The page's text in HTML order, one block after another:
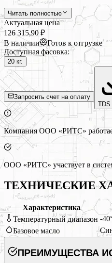
Читать полностью
Актуальная цена
126 315,90 ₽
В наличии
Готов к отгрузке
Доступная фасовка:
20 кг.
Запросить счет на оплату
TDS
Компания ООО «РИТС»
ООО «РИТС» участвует в
ТЕХНИЧЕСКИЕ
Характеристика
Температурный диапазон -
Базовое масло
ПРЕИМУЩЕСТВА